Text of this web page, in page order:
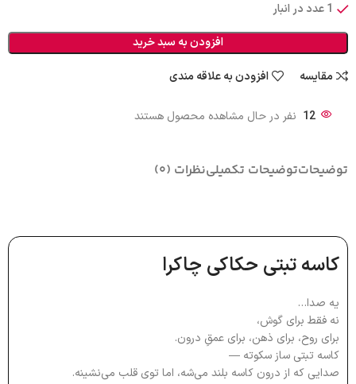
1 عدد در انبار
افزودن به سبد خرید
مقایسه افزودن به علاقه مندی
12 نفر در حال مشاهده محصول هستند
توضیحاتتوضیحات تکمیلینظرات (0)
کاسه تبتی حکاکی چاکرا
یه صدا…
نه فقط برای گوش،
برای روح، برای ذهن، برای عمقِ درون.
کاسه تبتی ساز سکوته —
صدایی که از درون کاسه بلند می‌شه، اما توی قلب می‌نشینه.